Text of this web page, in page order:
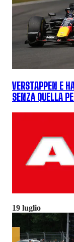
VERSTAPPEN E
SENZA QUELLA
19 luglio